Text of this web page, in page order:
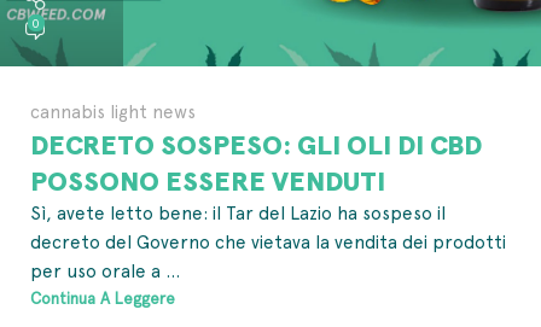
0
cannabis light news
DECRETO SOSPESO: GLI OLI DI CBD
POSSONO ESSERE VENDUTI
Sì, avete letto bene: il Tar del Lazio ha sospeso il
decreto del Governo che vietava la vendita dei prodotti
per uso orale a ...
Continua A Leggere